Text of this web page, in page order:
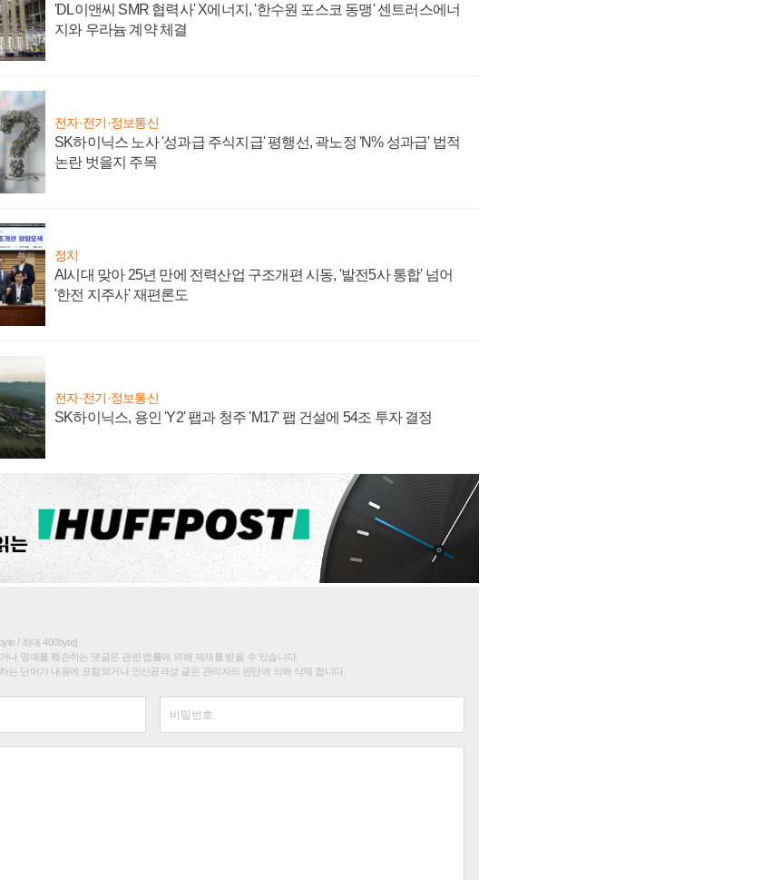
'DL이앤씨 SMR 협력사' X에너지, '한수원 포스코 동맹' 센트러스에너
지와 우라늄 계약 체결
전자·전기·정보통신
SK하이닉스 노사 '성과급 주식지급' 평행선, 곽노정 'N% 성과급' 법적
논란 벗을지 주목
정치
AI시대 맞아 25년 만에 전력산업 구조개편 시동, '발전5사 통합' 넘어
'한전 지주사' 재편론도
전자·전기·정보통신
SK하이닉스, 용인 'Y2' 팹과 청주 'M17' 팹 건설에 54조 투자 결정
/ 최대 400byte)
나 명예를 훼손하는 댓글은 관련 법률에 의해 제재를 받을 수 있습니다.
는 단어가 내용에 포함되거나 인신공격성 글은 관리자의 판단에 의해 삭제 합니다.